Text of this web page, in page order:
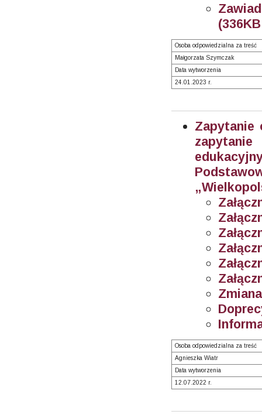
Osoba odpowiedzialna za treść
Małgorzata Szymczak
Data wytworzenia
24.01.2023 r.
Zapytanie
Osoba odpowiedzialna za treść
Agnieszka Wiatr
Data wytworzenia
12.07.2022 r.